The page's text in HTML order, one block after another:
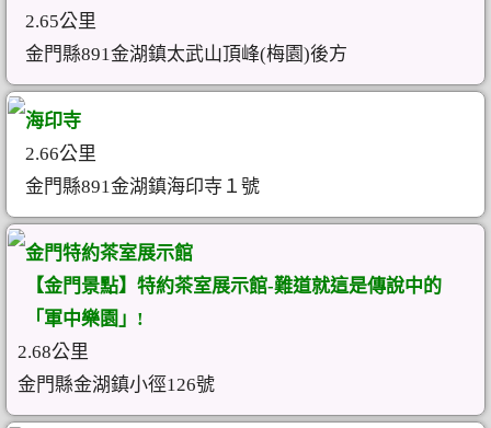
2.65公里
金門縣891金湖鎮太武山頂峰(梅園)後方
海印寺
2.66公里
金門縣891金湖鎮海印寺１號
金門特約茶室展示館
【金門景點】特約茶室展示館-難道就這是傳說中的
「軍中樂園」!
2.68公里
金門縣金湖鎮小徑126號